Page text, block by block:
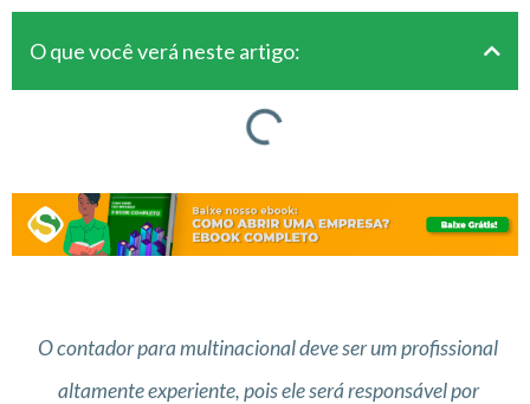
O que você verá neste artigo:
O contador para multinacional deve ser um profissional
altamente experiente, pois ele será responsável por